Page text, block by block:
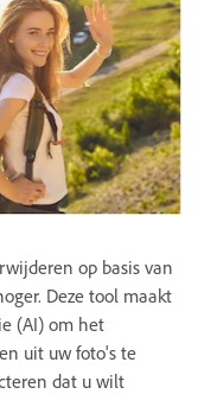
op basis van
Deze tool maakt
(AI) om het
uit uw foto's te
dat u wilt